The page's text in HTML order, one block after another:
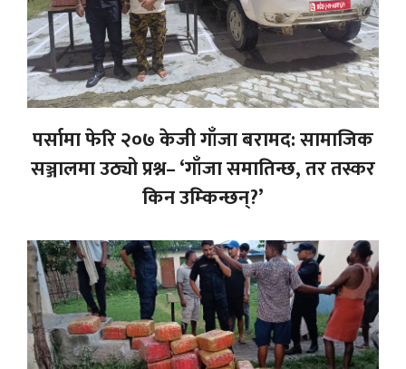
पर्सामा फेरि २०७ केजी गाँजा बरामद: सामाजिक
सञ्जालमा उठ्यो प्रश्न– ‘गाँजा समातिन्छ, तर तस्कर
किन उम्किन्छन्?’